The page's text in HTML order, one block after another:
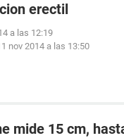
erectil
a las 12:19
nov 2014 a las 13:50
mide 15 cm,